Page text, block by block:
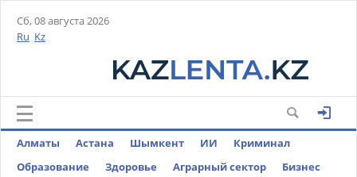
Сб, 08 августа 2026
Ru Kz
Алматы Астана Шымкент ИИ
Криминал
Образование
Здоровье Аграрный сектор
Бизнес